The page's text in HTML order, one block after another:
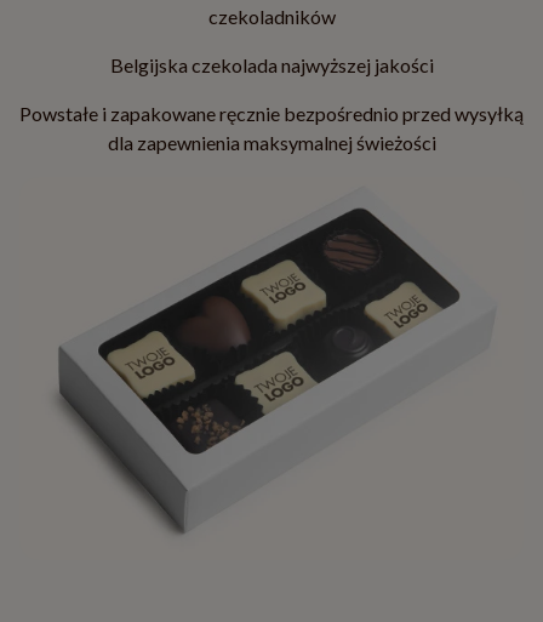
czekoladników
Belgijska czekolada najwyższej jakości
Powstałe i zapakowane ręcznie bezpośrednio przed wysyłką
dla zapewnienia maksymalnej świeżości